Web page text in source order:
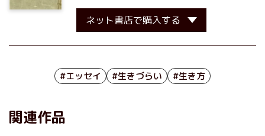
ネット書店で購入する
#エッセイ #生きづらい #生き方
関連作品